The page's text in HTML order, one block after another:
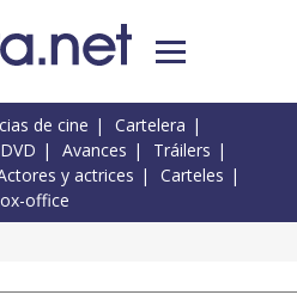
de cine
Cartelera
DVD Avances
Tráilers
y actrices
Carteles
office